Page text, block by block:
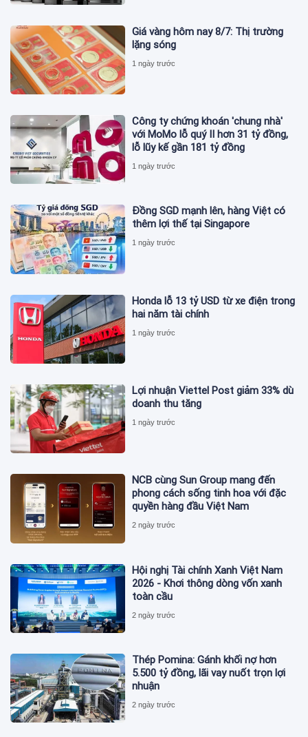
Giá vàng hôm nay 8/7: Thị trường
lặng sóng
1 ngày trước
Công ty chứng khoán 'chung nhà'
với MoMo lỗ quý II hơn 31 tỷ đồng,
lỗ lũy kế gần 181 tỷ đồng
1 ngày trước
Đồng SGD mạnh lên, hàng Việt có
thêm lợi thế tại Singapore
1 ngày trước
Honda lỗ 13 tỷ USD từ xe điện trong
hai năm tài chính
1 ngày trước
Lợi nhuận Viettel Post giảm 33% dù
doanh thu tăng
1 ngày trước
NCB cùng Sun Group mang đến
phong cách sống tinh hoa với đặc
quyền hàng đầu Việt Nam
2 ngày trước
Hội nghị Tài chính Xanh Việt Nam
2026 - Khơi thông dòng vốn xanh
toàn cầu
2 ngày trước
Thép Pomina: Gánh khối nợ hơn
5.500 tỷ đồng, lãi vay nuốt trọn lợi
nhuận
2 ngày trước